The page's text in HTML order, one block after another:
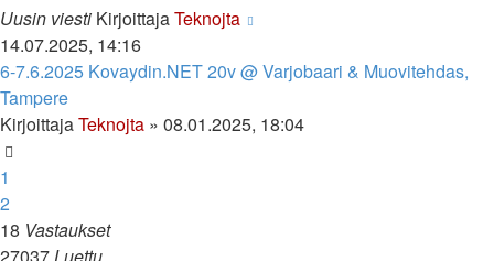
Uusin viesti KirjoittajaTeknojta
14.07.2025, 14:16
6-7.6.2025 Kovaydin.NET 20v @ Varjobaari & Muovitehdas,
Tampere
KirjoittajaTeknojta » 08.01.2025, 18:04
1
2
18 Vastaukset